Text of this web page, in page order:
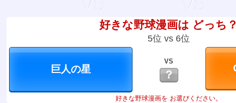
好きな野球漫画は どっち？
5位 vs 6位
VS
？
好きな野球漫画を お選びください。